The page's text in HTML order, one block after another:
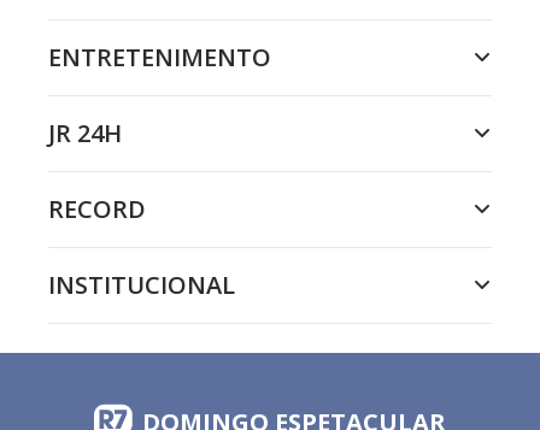
ENTRETENIMENTO
JR 24H
RECORD
INSTITUCIONAL
DOMINGO ESPETACULAR